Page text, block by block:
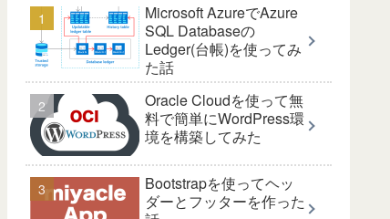
Microsoft AzureでAzure
SQL Databaseの
Ledger(台帳)を使ってみ
た話
Oracle Cloudを使って無
料で簡単にWordPress環
境を構築してみた
Bootstrapを使ってヘッ
ダーとフッターを作った